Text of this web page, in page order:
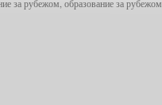
за рубежом, образование за